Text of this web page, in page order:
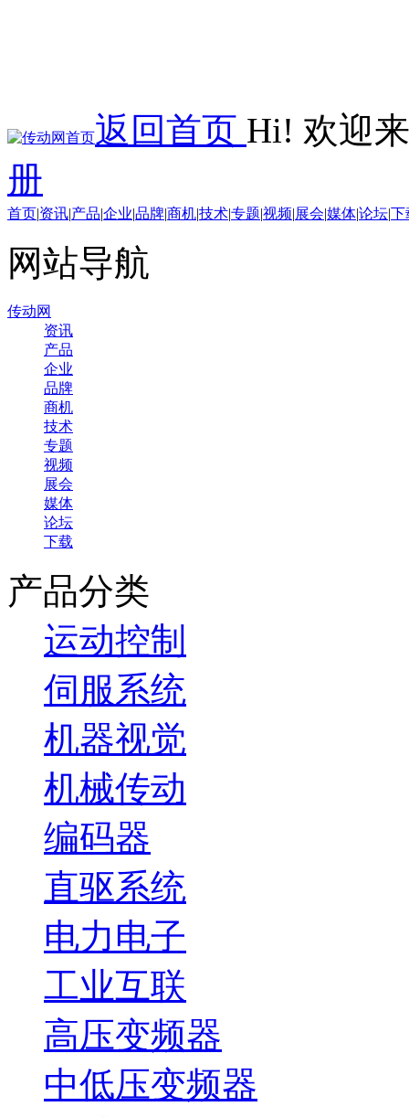
返回首页 Hi! 欢迎
册
首页|资讯|产品|企业|品牌|商机|技术|专题|视频|展会|媒体|论坛|下
网站导航
传动网
资讯
产品
企业
品牌
商机
技术
专题
视频
展会
媒体
论坛
下载
产品分类
运动控制
伺服系统
机器视觉
机械传动
编码器
直驱系统
电力电子
工业互联
高压变频器
中低压变频器